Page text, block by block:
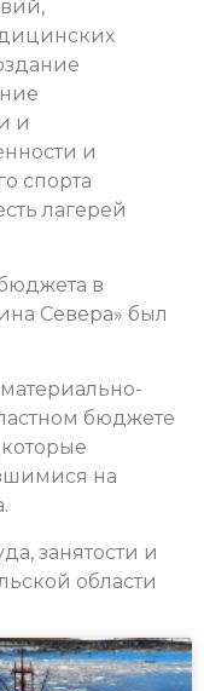
и
и
спорта
лагерей
в
Севера» был
бюджете
на
занятости и
области